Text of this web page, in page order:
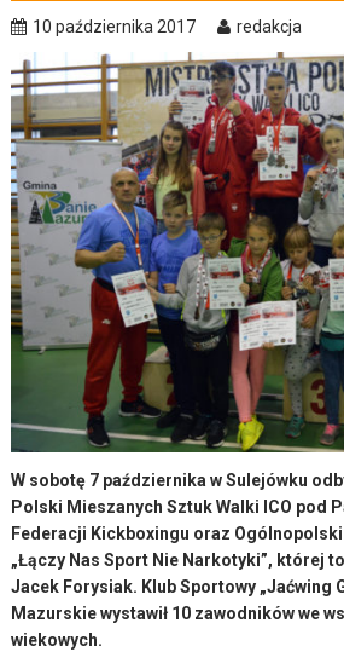
10 października 2017 redakcja
W sobotę 7 października w Sulejówku
Polski Mieszanych Sztuk Walki ICO pod
Federacji Kickboxingu oraz
„Łączy Nas Sport Nie Narkotyki”, której
Jacek Forysiak. Klub Sportowy „Jaćwing
Mazurskie wystawił 10 zawodników we
wiekowych.